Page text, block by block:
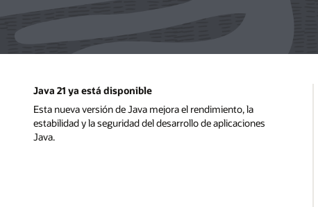
Java 21 ya está disponible
Esta nueva versión de Java mejora el rendimiento, la
estabilidad y la seguridad del desarrollo de aplicaciones
Java.